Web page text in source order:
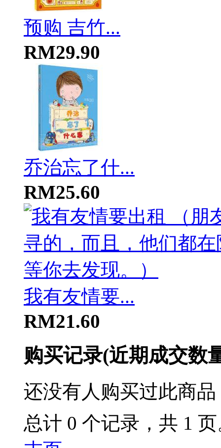
预购 吉竹...
RM29.90
乔治忘了什...
RM25.60
我有友情要...
RM21.60
购买记录(近期成交数
还没有人购买过此商品
总计 0 个记录，共 1